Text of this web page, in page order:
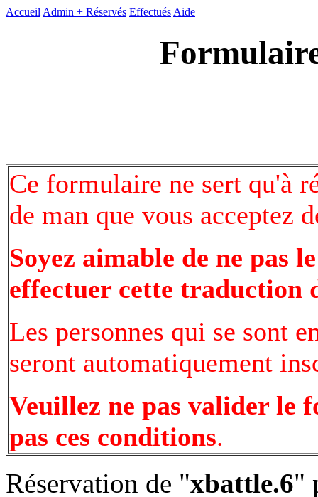
Accueil Admin + Réservés Effectués Aide
Ce formulaire ne sert qu'à
de man que vous acceptez
Soyez aimable de ne pas
effectuer cette traduction
Les personnes qui se sont
seront automatiquement
Veuillez ne pas valider le
pas ces conditions.
Réservation de "xbattle.6"